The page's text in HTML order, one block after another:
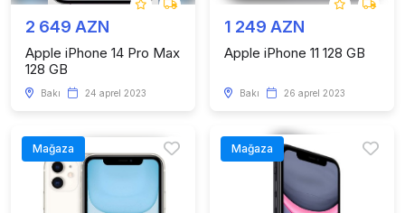
2 649 AZN
Apple iPhone 14 Pro Max
128 GB
Bakı 24 aprel 2023
1 249 AZN
Apple iPhone 11 128 GB
Bakı 26 aprel 2023
Mağaza Mağaza